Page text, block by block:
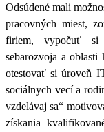
Odsúdené mali
pracovných miest,
firiem, vypočuť si
sebarozvoja a oblasti
otestovať si úroveň
sociálnych vecí a
vzdelávaj sa“
získania